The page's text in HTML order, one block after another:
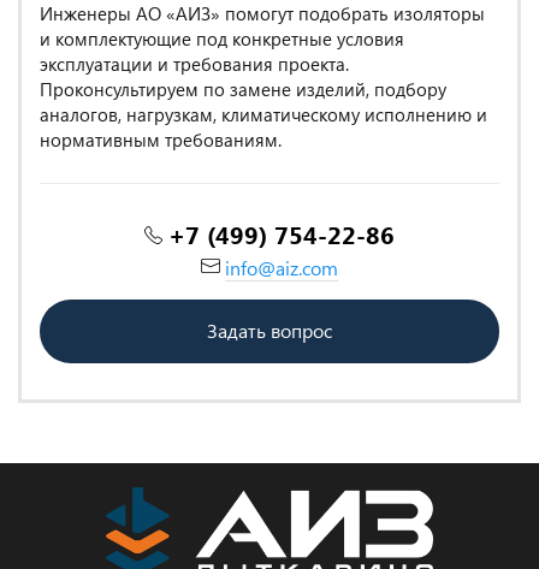
Инженеры АО «АИЗ» помогут подобрать изоляторы
и комплектующие под конкретные условия
эксплуатации и требования проекта.
Проконсультируем по замене изделий, подбору
аналогов, нагрузкам, климатическому исполнению и
нормативным требованиям.
+7 (499) 754-22-86
info@aiz.com
Задать вопрос